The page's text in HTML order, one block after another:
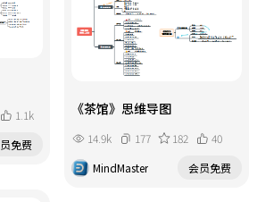
1.1k
免费
《茶馆》思维导图
14.9k 177 182
40
MindMaster
会员免费